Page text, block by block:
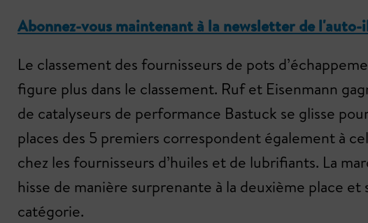
Abonnez-vous maintenant à la newsletter de
Le classement des fournisseurs de pots
figure plus dans le classement. Ruf et Eisenmann
de catalyseurs de performance Bastuck se glisse
places des 5 premiers correspondent également à
chez les fournisseurs d’huiles et de lubrifiants. La
hisse de manière surprenante à la deuxième place
catégorie.